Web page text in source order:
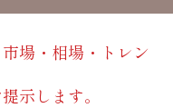
場・相場・トレン
示します。